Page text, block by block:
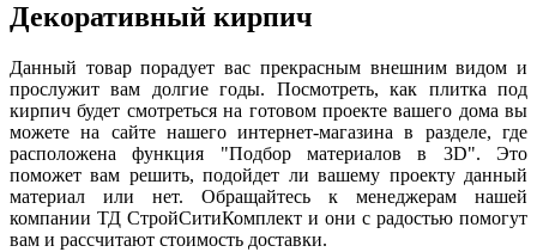
Декоративный кирпич
Данный товар порадует вас прекрасным внешним видом и
прослужит вам долгие годы. Посмотреть, как плитка под
кирпич будет смотреться на готовом проекте вашего дома вы
можете на сайте нашего интернет-магазина в разделе, где
расположена функция "Подбор материалов в 3D". Это
поможет вам решить, подойдет ли вашему проекту данный
материал или нет. Обращайтесь к менеджерам нашей
компании ТД СтройСитиКомплект и они с радостью помогут
вам и рассчитают стоимость доставки.